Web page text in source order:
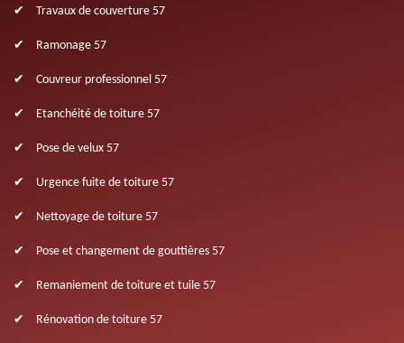
Travaux de couverture 57
Ramonage 57
Couvreur professionnel 57
Etanchéité de toiture 57
Pose de velux 57
Urgence fuite de toiture 57
Nettoyage de toiture 57
Pose et changement de gouttières 57
Remaniement de toiture et tuile 57
Rénovation de toiture 57